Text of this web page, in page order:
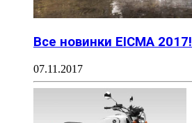
Все новинки EICMA 2017!
07.11.2017